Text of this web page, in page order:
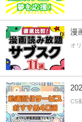
漫
オ
CS